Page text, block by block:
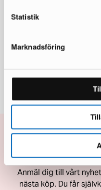
Statistik
Marknadsföring
GRID System Original Grid
1 i lager · Utmärkt skick
6 750 kr
Få 10%
Anmäl dig till vårt
nästa köp. Du får